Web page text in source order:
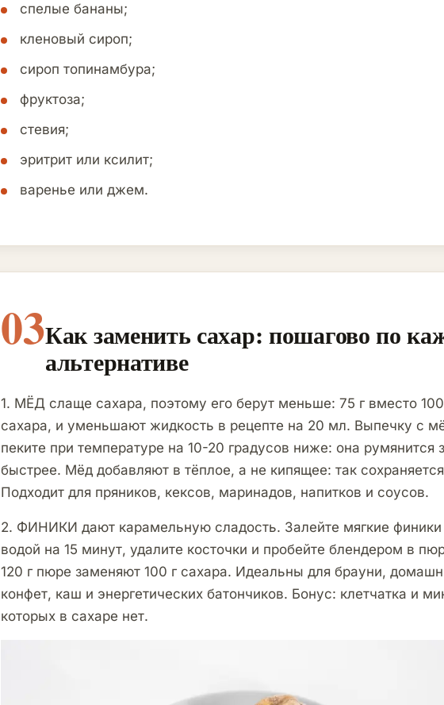
спелые бананы;
кленовый сироп;
сироп топинамбура;
фруктоза;
стевия;
эритрит или ксилит;
варенье или джем.
03Как заменить сахар: пошагово по
альтернативе
1. МЁД слаще сахара, поэтому его берут меньше: 75 г вместо
сахара, и уменьшают жидкость в рецепте на 20 мл. Выпечку с
пеките при температуре на 10-20 градусов ниже: она румянится
быстрее. Мёд добавляют в тёплое, а не кипящее: так
Подходит для пряников, кексов, маринадов, напитков и соусов.
2. ФИНИКИ дают карамельную сладость. Залейте мягкие финики
водой на 15 минут, удалите косточки и пробейте блендером в
120 г пюре заменяют 100 г сахара. Идеальны для брауни,
конфет, каш и энергетических батончиков. Бонус: клетчатка и
которых в сахаре нет.